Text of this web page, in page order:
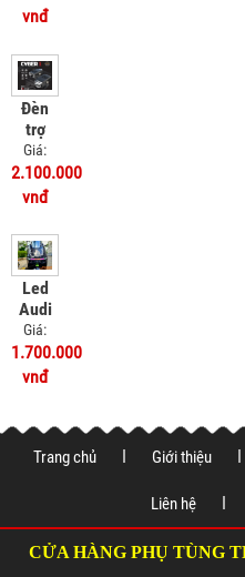
UC3
vnđ
Đèn
trợ
sáng
Bulbtek
Cyber
Giá:
2.100.000
vnđ
Led
Audi
Honda
UC3
Giá:
1.700.000
vnđ
Trang chủ Giới thiệu
Liên hệ
CỬA HÀNG PHỤ TÙNG